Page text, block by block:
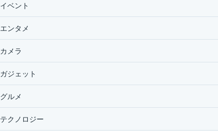
イベント
エンタメ
カメラ
ガジェット
グルメ
テクノロジー